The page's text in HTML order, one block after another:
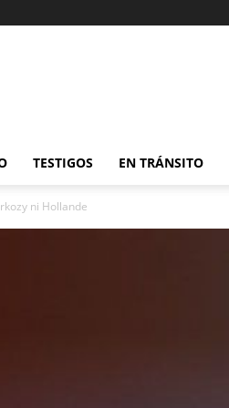
TESTIGOS EN TRÁNSITO
ni Hollande